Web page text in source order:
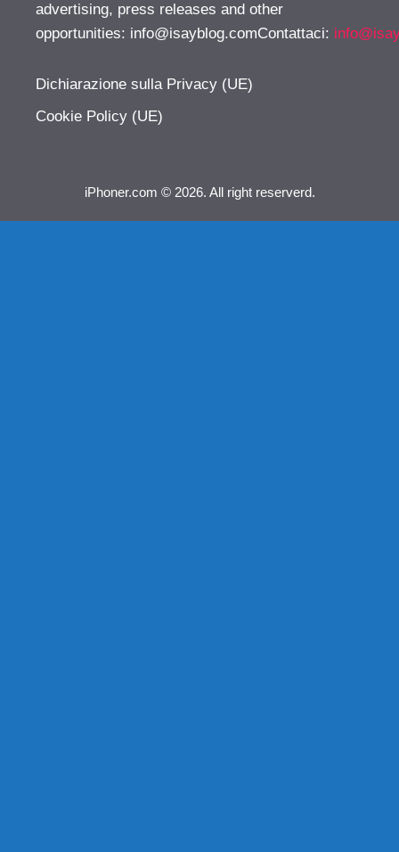
advertising, press releases and other
opportunities: info@isayblog.comContattaci:
Dichiarazione sulla Privacy (UE)
Cookie Policy (UE)
iPhoner.com © 2026. All right reserverd.